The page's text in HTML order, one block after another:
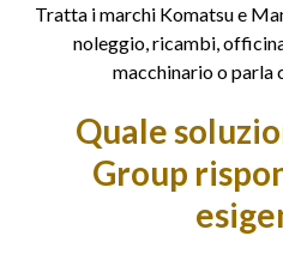
Tratta i marchi Komatsu e
noleggio, ricambi,
macchinario o parla
Quale
Group